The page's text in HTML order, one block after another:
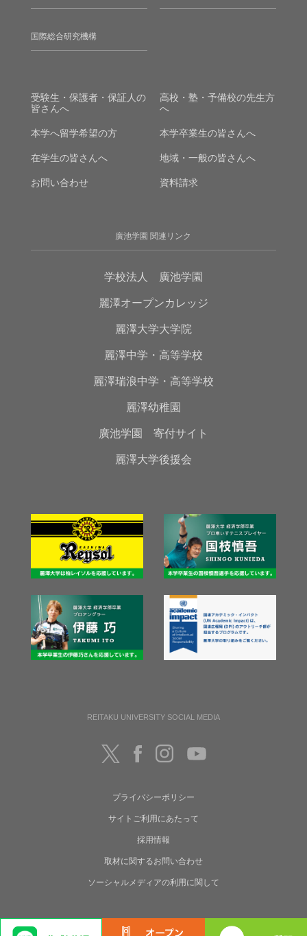
国際総合研究機構
受験生・保護者・保証人の
皆さんへ
高校・塾・予備校の先生方
へ
本学へ留学希望の方 本学卒業生の皆さんへ
在学生の皆さんへ 地域・一般の皆さんへ
お問い合わせ 資料請求
廣池学園 関連リンク
学校法人 廣池学園
麗澤オープンカレッジ
麗澤大学大学院
麗澤中学・高等学校
麗澤瑞浪中学・高等学校
麗澤幼稚園
廣池学園 寄付サイト
麗澤大学後援会
REITAKU UNIVERSITY SOCIAL MEDIA
プライバシーポリシー
サイトご利用にあたって
採用情報
取材に関するお問い合わせ
ソーシャルメディアの利用に関して
Copyright(C) Reitaku University. All rights reserved.